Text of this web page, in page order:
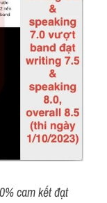
cam kết đạt